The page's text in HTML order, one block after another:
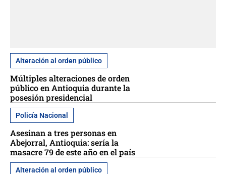
Alteración al orden público
Múltiples alteraciones de orden
público en Antioquia durante la
posesión presidencial
Policía Nacional
Asesinan a tres personas en
Abejorral, Antioquia: sería la
masacre 79 de este año en el país
Alteración al orden público